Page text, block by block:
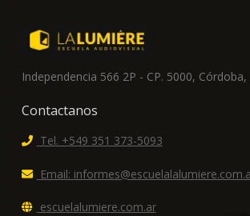
Independencia 566 2P - CP. 5000,
Contactanos
Tel. +549 351 373-5093
Email:
escuelalumiere.com.ar